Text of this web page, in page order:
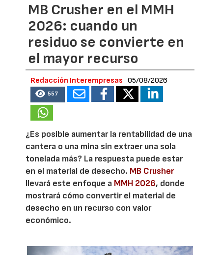
MB Crusher en el MMH
2026: cuando un
residuo se convierte en
el mayor recurso
Redacción Interempresas 05/08/2026
557
¿Es posible aumentar la rentabilidad de una
cantera o una mina sin extraer una sola
tonelada más? La respuesta puede estar
en el material de desecho. MB Crusher
llevará este enfoque a MMH 2026, donde
mostrará cómo convertir el material de
desecho en un recurso con valor
económico.